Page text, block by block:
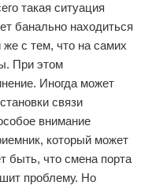
такая ситуация
банально находиться
с тем, что на самих
При этом
Иногда может
связи
внимание
который может
быть, что смена порта
проблему. Но